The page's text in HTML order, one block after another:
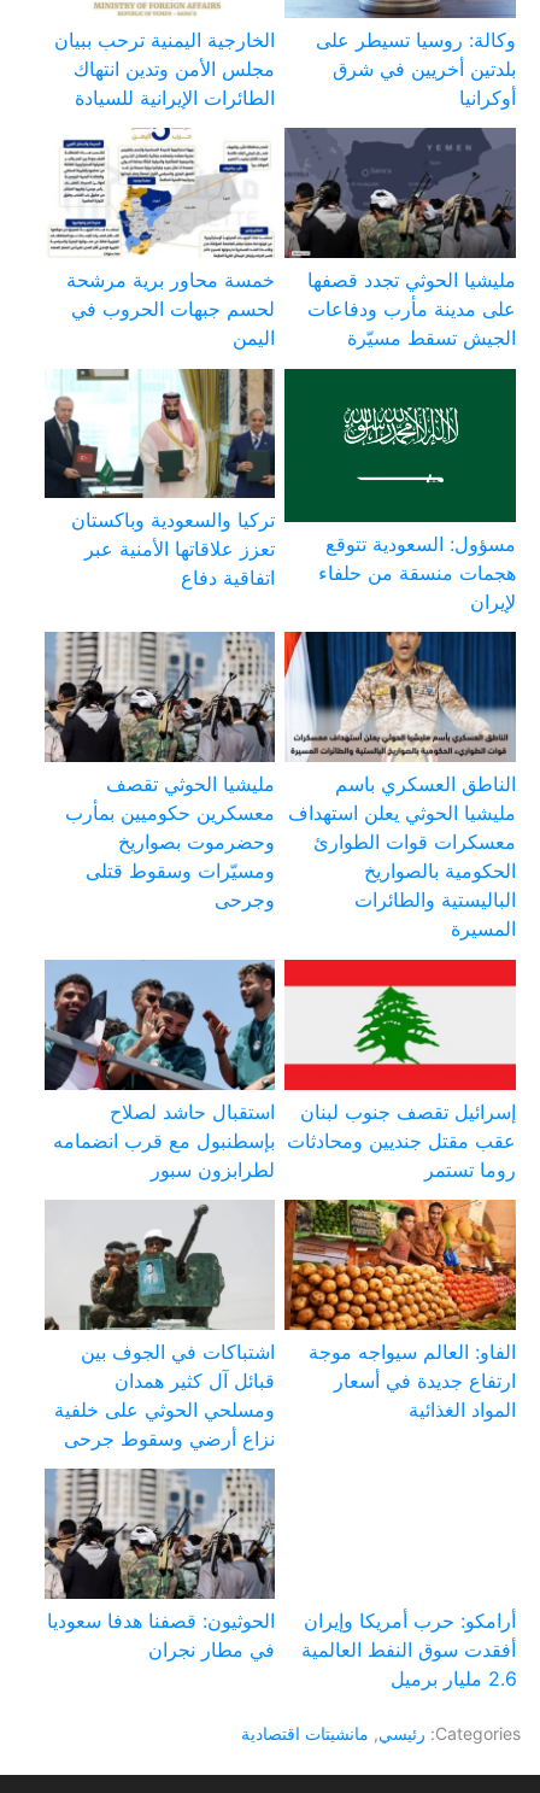
وكالة: روسيا تسيطر على
بلدتين أخريين في شرق
أوكرانيا
الخارجية اليمنية ترحب ببيان
مجلس الأمن وتدين انتهاك
الطائرات الإيرانية للسيادة
مليشيا الحوثي تجدد قصفها
على مدينة مأرب ودفاعات
الجيش تسقط مسيّرة
خمسة محاور برية مرشحة
لحسم جبهات الحروب في
اليمن
مسؤول: السعودية تتوقع
هجمات منسقة من حلفاء
لإيران
تركيا والسعودية وباكستان
تعزز علاقاتها الأمنية عبر
اتفاقية دفاع
الناطق العسكري باسم
مليشيا الحوثي يعلن استهداف
معسكرات قوات الطوارئ
الحكومية بالصواريخ
الباليستية والطائرات
المسيرة
مليشيا الحوثي تقصف
معسكرين حكوميين بمأرب
وحضرموت بصواريخ
ومسيّرات وسقوط قتلى
وجرحى
إسرائيل تقصف جنوب لبنان
عقب مقتل جنديين ومحادثات
روما تستمر
استقبال حاشد لصلاح
بإسطنبول مع قرب انضمامه
لطرابزون سبور
الفاو: العالم سيواجه موجة
ارتفاع جديدة في أسعار
المواد الغذائية
اشتباكات في الجوف بين
قبائل آل كثير همدان
ومسلحي الحوثي على خلفية
نزاع أرضي وسقوط جرحى
أرامكو: حرب أمريكا وإيران
أفقدت سوق النفط العالمية
2.6 مليار برميل
الحوثيون: قصفنا هدفا سعوديا
في مطار نجران
Categories: رئيسي, مانشيتات اقتصادية